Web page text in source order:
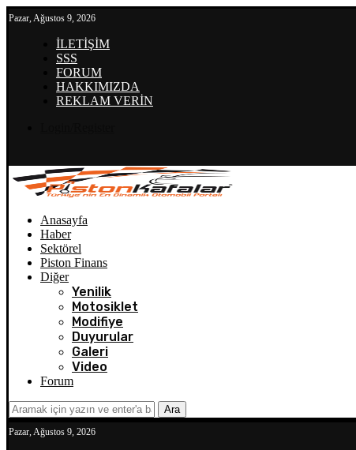
Pazar, Ağustos 9, 2026
İLETİŞİM
SSS
FORUM
HAKKIMIZDA
REKLAM VERİN
Anasayfa
Haber
Sektörel
Piston Finans
Diğer
Yenilik
Motosiklet
Modifiye
Duyurular
Galeri
Video
Forum
Ara
Pazar, Ağustos 9, 2026